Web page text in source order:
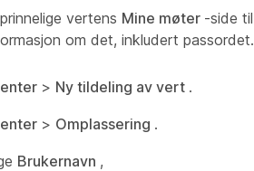
vertens Mine møter -side til
om det, inkludert passordet.
> Ny tildeling av vert .
> Omplassering .
Brukernavn ,